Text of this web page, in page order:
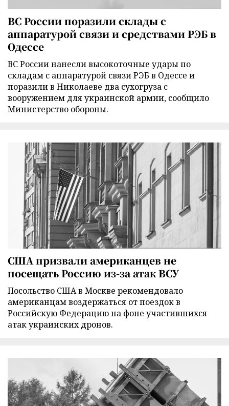
ВС России поразили склады с
аппаратурой связи и средствами РЭБ в
Одессе
ВС России нанесли высокоточные удары по
складам с аппаратурой связи РЭБ в Одессе и
поразили в Николаеве два сухогруза с
вооружением для украинской армии, сообщило
Министерство обороны.
США призвали американцев не
посещать Россию из-за атак ВСУ
Посольство США в Москве рекомендовало
американцам воздержаться от поездок в
Российскую Федерацию на фоне участившихся
атак украинских дронов.